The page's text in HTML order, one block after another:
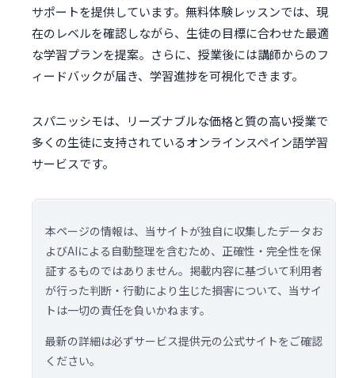
サポートを提供しています。無料体験レッスンでは、現
在のレベルを確認しながら、生徒の目標に合わせた最適
な学習プランを提案。さらに、授業後には講師からのフ
ィードバックが届き、学習進捗を可視化できます。
スパニッシモは、リーズナブルな価格と質の高い授業で
多くの生徒に支持されているオンラインスペイン語学習
サービスです。
本ページの情報は、当サイトが独自に収集したデータお
よびAIによる自動整理を含むため、正確性・完全性を保
証するものではありません。掲載内容に基づいて利用者
が行った判断・行動により生じた損害について、当サイ
トは一切の責任を負いかねます。
最新の詳細は必ずサービス提供元の公式サイトをご確認
ください。